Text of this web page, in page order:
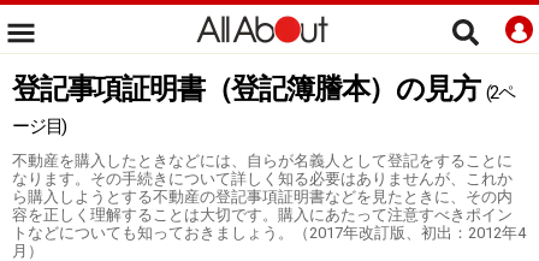
登記事項証明書（登記簿謄本）の見方 (2ペ
ージ目)
不動産を購入したときなどには、自らが名義人として登記をすることに
なります。その手続きについて詳しく知る必要はありませんが、これか
ら購入しようとする不動産の登記事項証明書などを見たときに、その内
容を正しく理解することは大切です。購入にあたって注意すべきポイン
トなどについても知っておきましょう。（2017年改訂版、初出：2012年4
月）